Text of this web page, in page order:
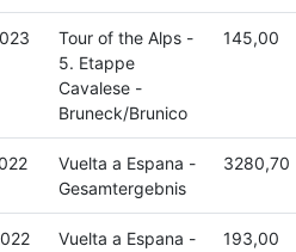
Tour of the Alps -
5. Etappe
Cavalese -
Bruneck/Brunico
145,00
Vuelta a Espana -
Gesamtergebnis
3280,70
Vuelta a Espana -
193,00